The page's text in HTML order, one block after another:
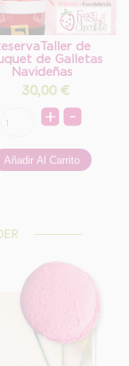
de
de Galletas
Navideñas
30,00 €